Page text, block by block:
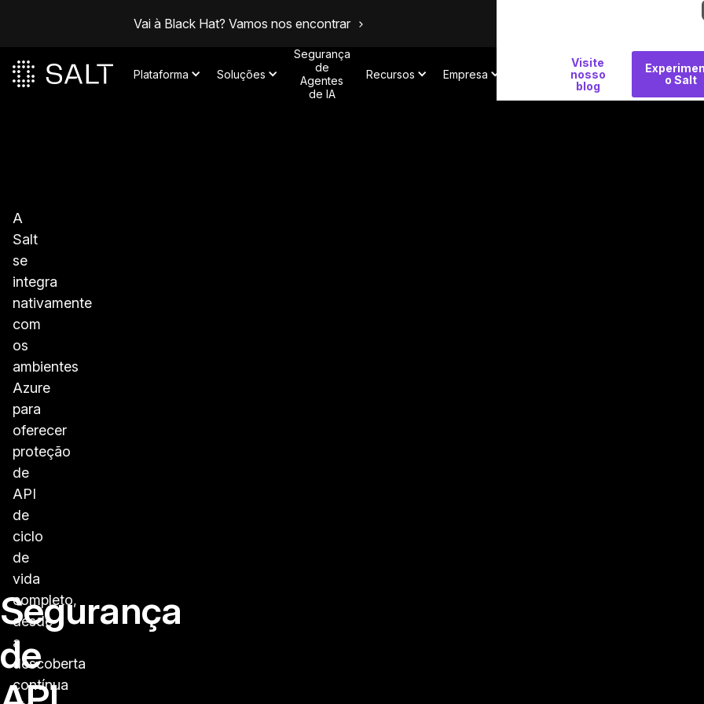
Vai à Black Hat? Vamos nos encontrar
Plataforma Soluções
Segurança
de
Agentes
de IA
Recursos Empresa
Visite
nosso
blog
o Salt
Segurança
de
A
Salt
se
integra
nativamente
com
os
ambientes
Azure
para
oferecer
proteção
de
API
de
ciclo
de
vida
completo,
desde
a
descoberta
contínua